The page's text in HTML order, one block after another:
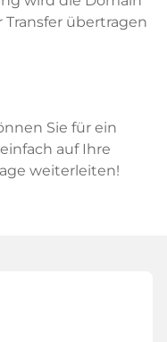
übertragen
Sie für ein
auf Ihre
weiterleiten!